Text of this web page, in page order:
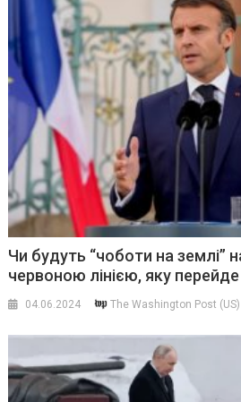
Чи будуть “чоботи на землі”
червоною лінією, яку перейде
04.06.2024 The Washington Post (US)